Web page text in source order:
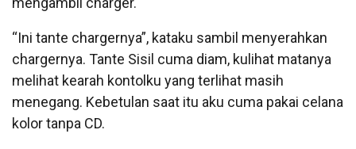
“Ini tante chargernya”, kataku sambil menyerahkan
chargernya. Tante Sisil cuma diam, kulihat matanya
melihat kearah kontolku yang terlihat masih
menegang. Kebetulan saat itu aku cuma pakai celana
kolor tanpa CD.